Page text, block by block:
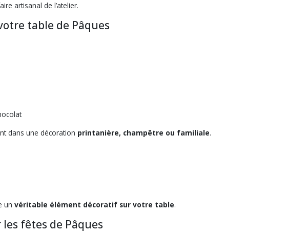
artisanal de l’atelier.
table de Pâques
dans une décoration printanière, champêtre ou familiale.
un véritable élément décoratif sur votre table.
fêtes de Pâques